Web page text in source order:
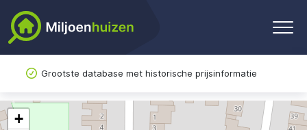
Grootste database met historische prijsinformatie
+